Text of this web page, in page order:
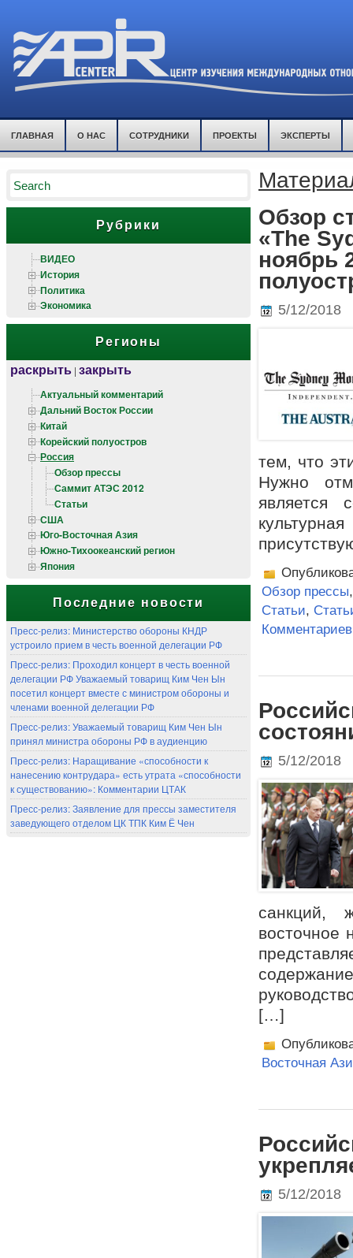
ГЛАВНАЯ О НАС СОТРУДНИКИ ПРОЕКТЫ ЭКСПЕРТЫ
Рубрики
ВИДЕО
История
Политика
Экономика
Регионы
раскрыть | закрыть
Актуальный комментарий
Дальний Восток России
Китай
Корейский полуостров
Россия
Обзор прессы
Саммит АТЭС 2012
Статьи
США
Юго-Восточная Азия
Южно-Тихоокеанский регион
Япония
Последние новости
Пресс-релиз: Министерство обороны КНДР
устроило прием в честь военной делегации РФ
Пресс-релиз: Проходил концерт в честь военной
делегации РФ Уважаемый товарищ Ким Чен Ын
посетил концерт вместе с министром обороны и
членами военной делегации РФ
Пресс-релиз: Уважаемый товарищ Ким Чен Ын
принял министра обороны РФ в аудиенцию
Пресс-релиз: Наращивание «способности к
нанесению контрудара» есть утрата «способности
к существованию»: Комментарии ЦТАК
Пресс-релиз: Заявление для прессы заместителя
заведующего отделом ЦК ТПК Ким Ё Чен
Обзор
«The
ноябрь
5/12/2018
тем, что
Нужно
является
Обзор прессы
Статьи,
5/12/2018
санкций,
восточное
[…]
Восточная
5/12/2018